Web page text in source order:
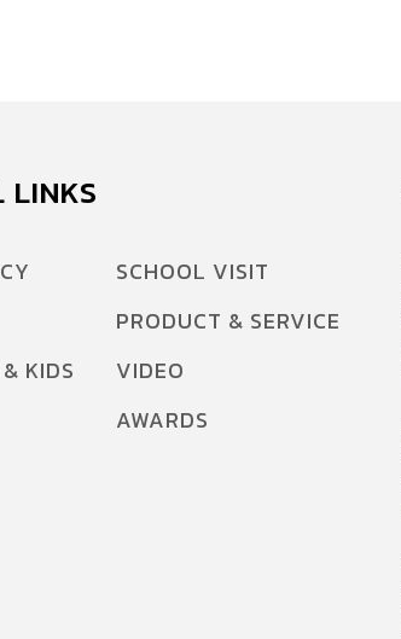
LINKS
KIDS
SCHOOL VISIT
PRODUCT & SERVICE
VIDEO
AWARDS